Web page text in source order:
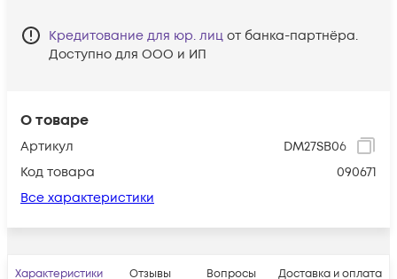
О товаре
Артикул
DM27SB06
Код товара
090671
Все характеристики
Кредитование для юр. лиц от банка-партнёра.
Доступно для ООО и ИП
Характеристики Отзывы Вопросы Доставка и оплата